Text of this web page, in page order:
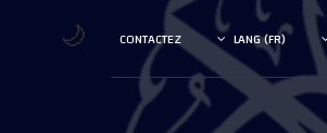
LANG (FR)
CONTACTEZ
🌙